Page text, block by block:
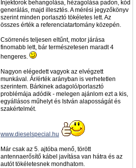
Injektorok behangolása, hézagolása padon, kód
generálás, majd illesztés. A mérési jegyzőkönyv
szerint minden porlasztó tökéletes lett. Az
összes érték a referenciatartomány közepén.
Csörrenés teljesen eltűnt, motor járása
finomabb lett, bár természetesen maradt 4
hengeres.
Nagyon elégedett vagyok az elvégzett
munkával. Ár/érték arányban is verhetetlen
szerintem. Bárkinek adagoló/porlasztó
problémája adódik - melegen ajánlom ezt a kis,
egyállásos műhelyt és István alaposságát és
szakértelmét.
www.dieselspecial.hu
Már csak az 5. ajtóba menő, törött
antennaerősítő kábel javítása van hátra és az
autót tökéletesnek mondhatom.